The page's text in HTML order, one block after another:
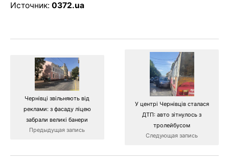
Источник: 0372.ua
Чернівці звільняють від
реклами: з фасаду ліцею
забрали великі банери
Предыдущая запись
У центрі Чернівців сталася
ДТП: авто зітнулось з
тролейбусом
Следующая запись